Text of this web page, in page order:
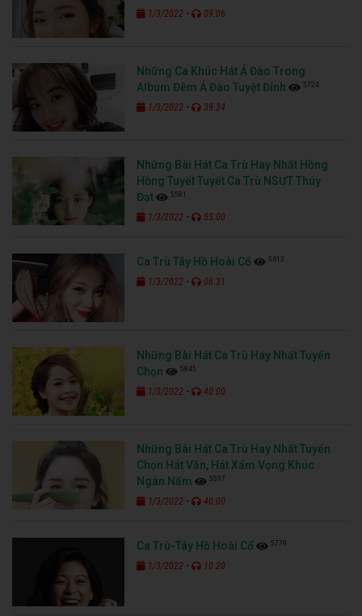
1/3/2022 - 09:06
Những Ca Khúc Hát Ả Đào Trong
Album Đêm Ả Đào Tuyệt Đỉnh
5724
1/3/2022 - 39:34
Những Bài Hát Ca Trù Hay Nhất Hồng
Hồng Tuyết Tuyết Ca Trù NSƯT Thúy
Đạt
5581
1/3/2022 - 55:00
Ca Trù Tây Hồ Hoài Cổ 5613
1/3/2022 - 06:31
Những Bài Hát Ca Trù Hay Nhất Tuyển
Chọn
5845
1/3/2022 - 40:00
Những Bài Hát Ca Trù Hay Nhất Tuyển
Chọn Hát Văn, Hát Xẩm Vọng Khúc
Ngàn Năm
5597
1/3/2022 - 40:00
Ca Trù-Tây Hồ Hoài Cổ 5779
1/3/2022 - 10:20